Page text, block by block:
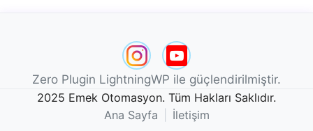
Zero Plugin LightningWP ile güçlendirilmiştir.
2025 Emek Otomasyon. Tüm Hakları Saklıdır.
Ana Sayfa
İletişim